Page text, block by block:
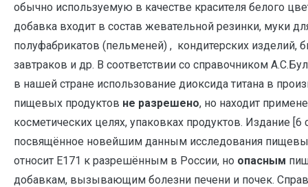
обычно используемую в качестве красителя белого
добавка входит в состав жевательной резинки, муки
полуфабрикатов (пельменей) , кондитерских изделий,
завтраков и др. В соответствии со справочником
в нашей стране использование диоксида титана в
пищевых продуктов не разрешено, но находит
косметических целях, упаковках продуктов. Издание [6
посвящённое новейшим данным исследования
относит Е171 к разрешённым в России, но опасным
добавкам, вызывающим болезни печени и почек.